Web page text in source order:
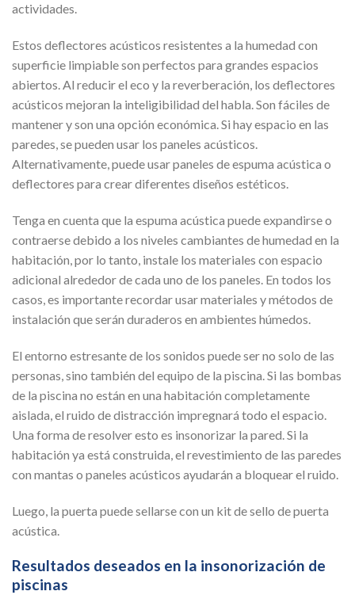
actividades.
Estos deflectores acústicos resistentes a la humedad con
superficie limpiable son perfectos para grandes espacios
abiertos. Al reducir el eco y la reverberación, los deflectores
acústicos mejoran la inteligibilidad del habla. Son fáciles de
mantener y son una opción económica. Si hay espacio en las
paredes, se pueden usar los paneles acústicos.
Alternativamente, puede usar paneles de espuma acústica o
deflectores para crear diferentes diseños estéticos.
Tenga en cuenta que la espuma acústica puede expandirse o
contraerse debido a los niveles cambiantes de humedad en la
habitación, por lo tanto, instale los materiales con espacio
adicional alrededor de cada uno de los paneles. En todos los
casos, es importante recordar usar materiales y métodos de
instalación que serán duraderos en ambientes húmedos.
El entorno estresante de los sonidos puede ser no solo de las
personas, sino también del equipo de la piscina. Si las bombas
de la piscina no están en una habitación completamente
aislada, el ruido de distracción impregnará todo el espacio.
Una forma de resolver esto es insonorizar la pared. Si la
habitación ya está construida, el revestimiento de las paredes
con mantas o paneles acústicos ayudarán a bloquear el ruido.
Luego, la puerta puede sellarse con un kit de sello de puerta
acústica.
Resultados deseados en la insonorización de
piscinas